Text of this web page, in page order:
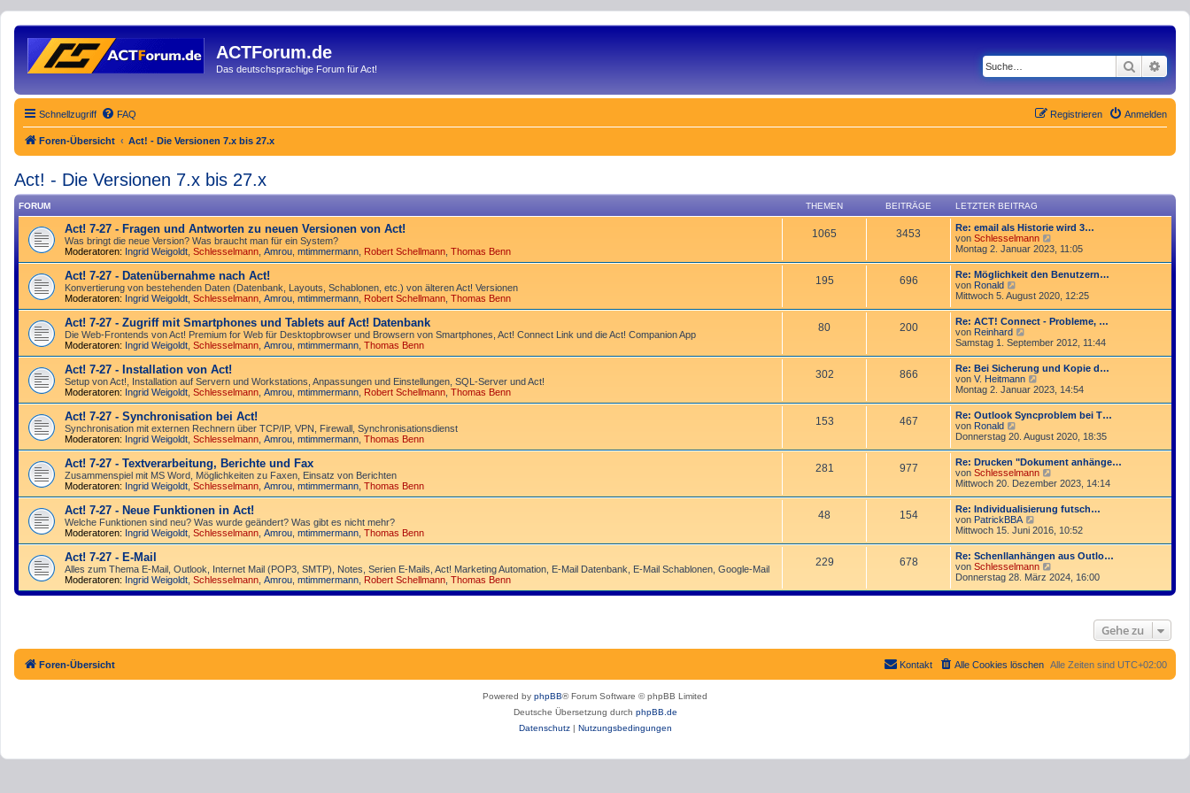
ACTForum.de
Das deutschsprachige Forum für Act! Suche
Schnellzugriff FAQ Anmelden
Registrieren
Foren-Übersicht Act! - Die Versionen 7.x bis 27.x
Act! - Die Versionen 7.x bis 27.x
FORUM THEMEN BEITRÄGE LETZTER BEITRAG
Act! 7-27 - Fragen und Antworten zu neuen Versionen von Act!
Was bringt die neue Version? Was braucht man für ein System?
Moderatoren: Ingrid Weigoldt Schlesselmann Amrou mtimmermann Robert Schellmann Thomas Benn
1065 3453
Re: email als Historie wird 3…
von Schlesselmann
e
e
s
t
e
r
B
i
t
r
a
g
Montag 2. Januar 2023, 11:05
Act! 7-27 - Datenübernahme nach Act!
Konvertierung von bestehenden Daten (Datenbank, Layouts, Schablonen, etc.) von älteren Act! Versionen
Moderatoren: Ingrid Weigoldt Schlesselmann Amrou mtimmermann Robert Schellmann Thomas Benn
195 696
Re: Möglichkeit den Benutzern…
von Ronald
e
s
t
e
r
B
e
i
t
r
a
g
Mittwoch 5. August 2020, 12:25
Act! 7-27 - Zugriff mit Smart­phones und Tablets auf Act! Datenbank
Die Web-Frontends von Act! Premium for Web für Desktop­browser und Browsern von Smart­phones, Act! Connect Link und die Act! Companion App
Moderatoren: Ingrid Weigoldt Schlesselmann Amrou mtimmermann Thomas Benn
80 200
Re: ACT! Connect - Probleme, …
von Reinhard
e
s
e
r
B
i
t
r
a
g
Samstag 1. September 2012, 11:44
Act! 7-27 - Installation von Act!
Setup von Act!, Installation auf Servern und Workstations, Anpassungen und Einstellungen, SQL-Server und Act!
Moderatoren: Ingrid Weigoldt Schlesselmann Amrou mtimmermann Robert Schellmann Thomas Benn
302 866
Re: Bei Sicherung und Kopie d…
von V. Heitmann
e
s
e
r
B
e
i
t
r
a
g
Montag 2. Januar 2023, 14:54
Act! 7-27 - Synchronisation bei Act!
Synchro­nisation mit externen Rechnern über TCP/IP, VPN, Firewall, Synchroni­sations­dienst
Moderatoren: Ingrid Weigoldt Schlesselmann Amrou mtimmermann Thomas Benn
153 467
Re: Outlook Syncproblem bei T…
von Ronald
e
e
s
t
e
r
B
e
i
t
r
a
g
Donnerstag 20. August 2020, 18:35
Act! 7-27 - Text­­ver­arbei­tung, Berichte und Fax
Zusammenspiel mit MS Word, Möglichkeiten zu Faxen, Einsatz von Berichten
Moderatoren: Ingrid Weigoldt Schlesselmann Amrou mtimmermann Thomas Benn
281 977
Re: Drucken "Dokument anhänge…
von Schlesselmann
e
s
t
e
r
B
i
t
r
Mittwoch 20. Dezember 2023, 14:14
Act! 7-27 - Neue Funktionen in Act!
Welche Funktionen sind neu? Was wurde geändert? Was gibt es nicht mehr?
Moderatoren: Ingrid Weigoldt Schlesselmann Amrou mtimmermann Thomas Benn
48 154
Re: Individualisierung futsch…
von PatrickBBA
e
s
t
e
r
g
Mittwoch 15. Juni 2016, 10:52
Act! 7-27 - E-Mail
Alles zum Thema E-Mail, Outlook, Internet Mail (POP3, SMTP), Notes, Serien E-Mails, Act! Marketing Automation, E-Mail Datenbank, E-Mail Schablonen, Google-Mail
Moderatoren: Ingrid Weigoldt Schlesselmann Amrou mtimmermann Robert Schellmann Thomas Benn
229 678
Re: Schenllanhängen aus Outlo…
von Schlesselmann
e
e
B
e
t
Donnerstag 28. März 2024, 16:00
Gehe zu
Foren-Übersicht Alle Zeiten sind UTC+02:00
Alle Cookies löschen
Kontakt
Powered by phpBB® Forum Software © phpBB Limited
Deutsche Übersetzung durch phpBB.de
Datenschutz| Nutzungsbedingungen